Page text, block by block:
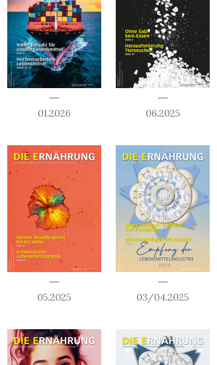
01.2026 06.2025
05.2025 03/04.2025